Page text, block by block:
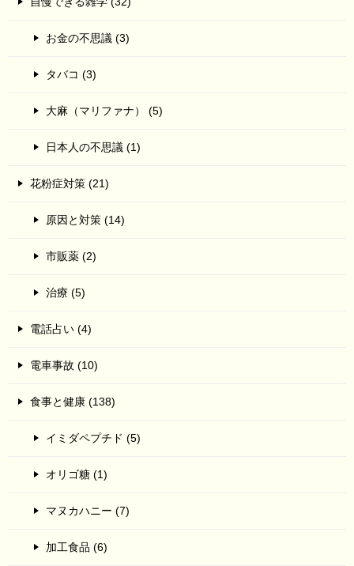
お金の不思議 (3)
タバコ (3)
大麻（マリファナ） (5)
日本人の不思議 (1)
花粉症対策 (21)
原因と対策 (14)
市販薬 (2)
治療 (5)
電話占い (4)
電車事故 (10)
食事と健康 (138)
イミダペプチド (5)
オリゴ糖 (1)
マヌカハニー (7)
加工食品 (6)